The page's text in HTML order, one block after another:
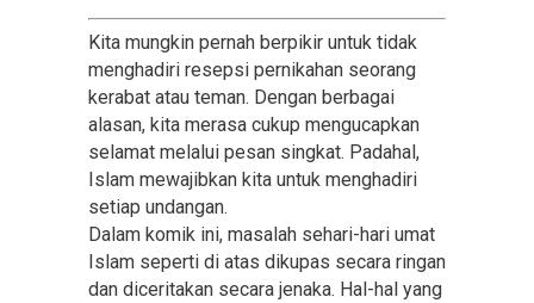
Kita mungkin pernah berpikir untuk tidak
menghadiri resepsi pernikahan seorang
kerabat atau teman. Dengan berbagai
alasan, kita merasa cukup mengucapkan
selamat melalui pesan singkat. Padahal,
Islam mewajibkan kita untuk menghadiri
setiap undangan.
Dalam komik ini, masalah sehari-hari umat
Islam seperti di atas dikupas secara ringan
dan diceritakan secara jenaka. Hal-hal yang